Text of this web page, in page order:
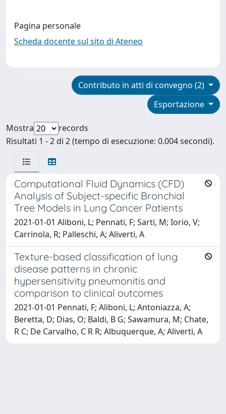
Pagina personale
Scheda docente sul sito di Ateneo
Contributo in atti di convegno (2)
Esportazione
Mostra
records
Risultati 1 - 2 di 2 (tempo di esecuzione: 0.004 secondi).
Computational Fluid Dynamics (CFD)
Analysis of Subject-specific Bronchial
Tree Models in Lung Cancer Patients
2021-01-01 Aliboni, L; Pennati, F; Sarti, M; Iorio, V;
Carrinola, R; Palleschi, A; Aliverti, A
Texture-based classification of lung
disease patterns in chronic
hypersensitivity pneumonitis and
comparison to clinical outcomes
2021-01-01 Pennati, F; Aliboni, L; Antoniazza, A;
Beretta, D; Dias, O; Baldi, B G; Sawamura, M; Chate,
R C; De Carvalho, C R R; Albuquerque, A; Aliverti, A